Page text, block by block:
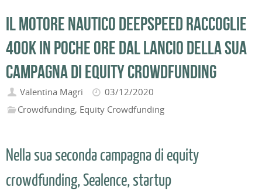
Il motore nautico DeepSpeed raccoglie
400k in poche ore dal lancio della sua
campagna di equity crowdfunding
Valentina Magri
03/12/2020
Crowdfunding, Equity Crowdfunding
Nella sua seconda campagna di equity
crowdfunding, Sealence, startup